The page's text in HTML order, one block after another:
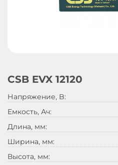
CSB EVX 12120
Напряжение, B:
Емкость, Ач:
Длина, мм:
Ширина, мм:
Высота, мм: